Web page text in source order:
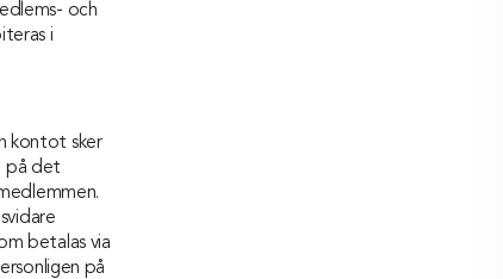
och
i
kontot sker
på det
betalas via
på